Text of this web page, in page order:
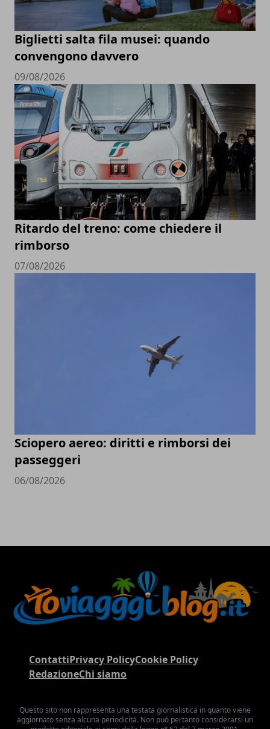
Biglietti salta fila musei: quando
convengono davvero
09/08/2026
Ritardo del treno: come chiedere il
rimborso
07/08/2026
Sciopero aereo: diritti e rimborsi dei
passeggeri
06/08/2026
ContattiPrivacy PolicyCookie Policy
RedazioneChi siamo
Questo sito non rappresenta una testata giornalistica in quanto viene
aggiornato senza alcuna periodicità. Non può pertanto considerarsi un